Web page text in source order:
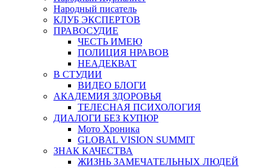
Народный писатель
КЛУБ ЭКСПЕРТОВ
ПРАВОСУДИЕ
ЧЕСТЬ ИМЕЮ
ПОЛИЦИЯ НРАВОВ
НЕАДЕКВАТ
В СТУДИИ
ВИДЕО БЛОГИ
АКАДЕМИЯ ЗДОРОВЬЯ
ТЕЛЕСНАЯ ПСИХОЛОГИЯ
ДИАЛОГИ БЕЗ КУПЮР
Мото Хроника
GLOBAL VISION SUMMIT
ЗНАК КАЧЕСТВА
ЖИЗНЬ ЗАМЕЧАТЕЛЬНЫХ ЛЮДЕЙ